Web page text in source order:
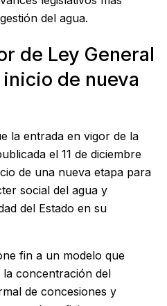
del agua.
de Ley General
de nueva
la entrada en vigor de la
el 11 de diciembre
de una nueva etapa para
social del agua y
del Estado en su
fin a un modelo que
la concentración del
de concesiones y